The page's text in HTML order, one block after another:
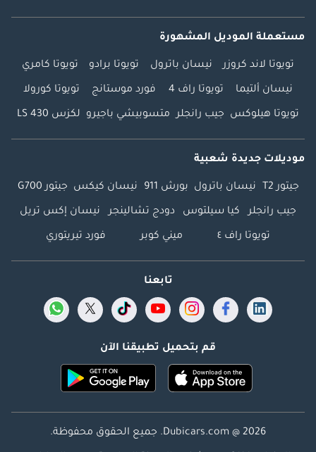
مستعملة الموديل المشهورة
تويوتا لاند كروزر نيسان باترول تويوتا برادو تويوتا كامري
نيسان ألتيما تويوتا راف 4 فورد موستانج تويوتا كورولا
تويوتا هيلوكس جيب رانجلر متسوبيشي باجيرو لكزس LS 430
موديلات جديدة شعبية
جيتور T2 نيسان باترول بورش 911 نيسان كيكس جيتور G700
جيب رانجلر كيا سيلتوس دودج تشالينجر نيسان إكس تريل
تويوتا راف ٤ ميني كوبر فورد تيريتوري
تابعنا
قم بتحميل تطبيقنا الآن
Dubicars.com @ 2026. جميع الحقوق محفوظة.